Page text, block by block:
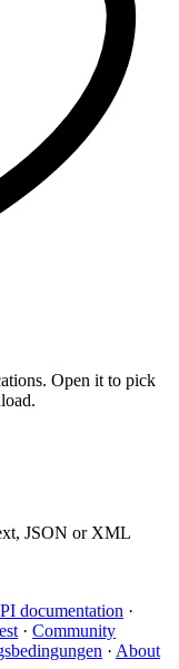
Open it to pick
JSON or XML
documentation ·
· Community
· About